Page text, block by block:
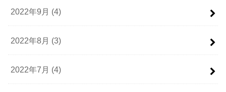
2022年9月 (4)
2022年8月 (3)
2022年7月 (4)